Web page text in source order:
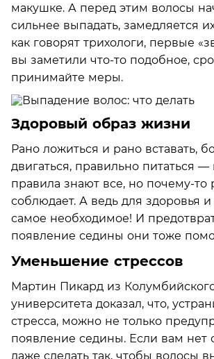
макушке. А перед этим волосы
сильнее выпадать, замедляется
как говорят трихологи, первые
вы заметили что-то подобное,
принимайте меры.
Здоровый образ жизни
Рано ложиться и рано вставать,
двигаться, правильно питаться —
правила знают все, но почему-то
соблюдает. А ведь для здоровья и
самое необходимое! И
появление седины они тоже
Уменьшение стрессов
Мартин Пикард из
университета доказал, что,
стресса, можно не только
появление седины. Если вам нет
даже сделать так, чтобы волосы